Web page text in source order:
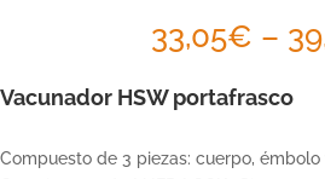
33,05€ –
Vacunador HSW portafrasco
Compuesto de 3 piezas: cuerpo,